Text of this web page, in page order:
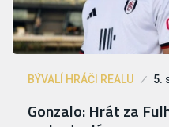
BÝVALÍ HRÁČI REALU 5.
Gonzalo: Hrát za